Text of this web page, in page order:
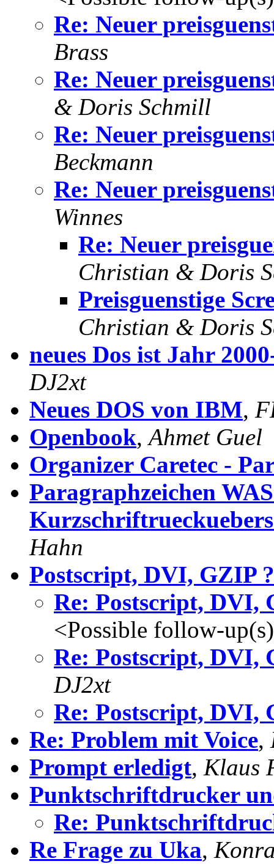
Re: Neuer
Brass
Re: Neuer
& Doris Schmill
Re: Neuer
Beckmann
Re: Neuer
Winnes
Re: Neuer
Christian & Doris
Preisguenstige
Christian & Doris
neues Dos ist Jahr
DJ2xt
Neues DOS von IBM,
Openbook,Ahmet Guel
Organizer Caretec -
Paragraphzeichen
Hahn
Postscript, DVI, GZIP
Re: Postscript, DVI,
<Possible follow-
Re: Postscript, DVI,
DJ2xt
Re: Postscript, DVI,
Re: Problem mit Voice,
Prompt erledigt, Klaus
Punktschriftdrucker
Re:
Re Frage zu Uka,